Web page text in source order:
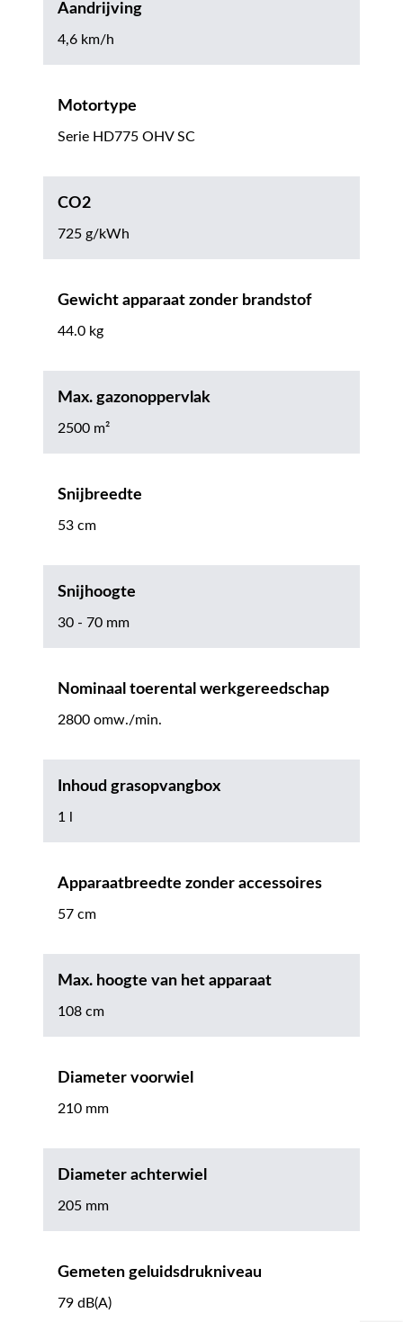
Aandrijving
4,6 km/h
Motortype
Serie HD775 OHV SC
CO2
725 g/kWh
Gewicht apparaat zonder brandstof
44.0 kg
Max. gazonoppervlak
2500 m²
Snijbreedte
53 cm
Snijhoogte
30 - 70 mm
Nominaal toerental werkgereedschap
2800 omw./min.
Inhoud grasopvangbox
1 l
Apparaatbreedte zonder accessoires
57 cm
Max. hoogte van het apparaat
108 cm
Diameter voorwiel
210 mm
Diameter achterwiel
205 mm
Gemeten geluidsdrukniveau
79 dB(A)